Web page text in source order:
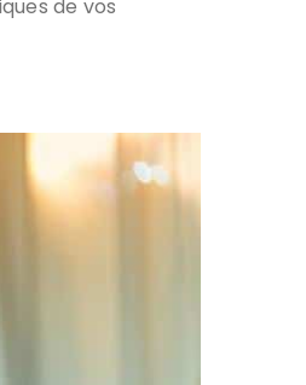
de vos